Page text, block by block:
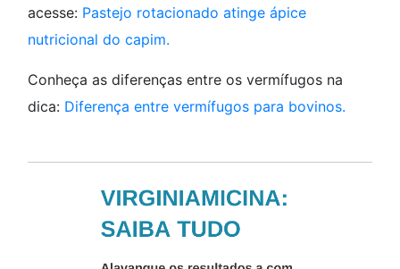
acesse: Pastejo rotacionado atinge ápice
nutricional do capim.
Conheça as diferenças entre os vermífugos na
dica: Diferença entre vermífugos para bovinos.